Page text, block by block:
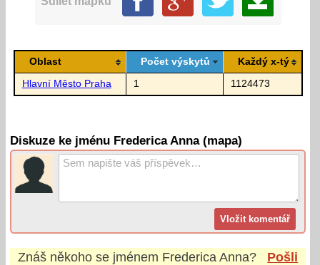
Oblast Počet výskytů Každý x-tý
Hlavní Město Praha 1 1124473
Diskuze ke jménu Frederica Anna (mapa)
Znáš někoho se jménem Frederica Anna?
Pošli